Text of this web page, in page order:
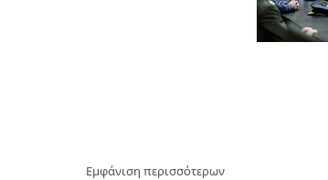
Εμφάνιση περισσότερων